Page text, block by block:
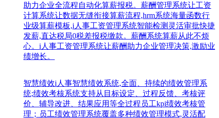
助力企业全流程自动化算薪报税。薪酬管理系统让工资
计算系统让数据无缝衔接算薪流程,hrm系统海量函数行
业级算薪模板,i人事工资管理系统智能检测灵活审批快捷
发薪,直达税局0税差报税缴款。薪酬系统算薪从此不烦
心。i人事工资管理系统让薪酬助力企业管理决策,激励业
绩增长。
智慧绩效i人事智慧绩效系统,全面、持续的绩效管理系
统;绩效考核系统支持从目标设定、过程反馈、考核评
价、辅导改进、结果应用等全过程员工kpi绩效考核管
理；员工绩效管理系统覆盖多种绩效管理模式,灵活配